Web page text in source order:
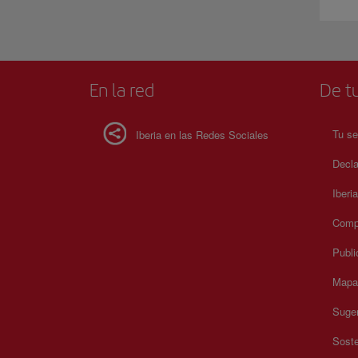
En la red
Iberia en las Redes Sociales
De
Tu